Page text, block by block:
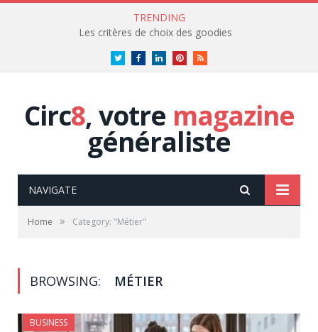
TRENDING
Les critères de choix des goodies
TwitterFacebookLinkedInPinterestRSS
Circ8, votre magazine
généraliste
NAVIGATE
Home » Category: "Métier"
BROWSING: MÉTIER
BUSINESS